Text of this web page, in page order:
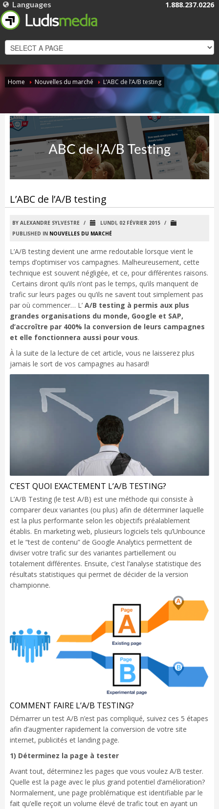
1.888.237.0226
Languages
FRANÇAIS
ENGLISH
Home Nouvelles du marché L’ABC de l’A/B testing
L’ABC de l’A/B testing
BY ALEXANDRE SYLVESTRE / LUNDI, 02 FÉVRIER 2015 /
PUBLISHED IN NOUVELLES DU MARCHÉ
L’A/B testing devient une arme redoutable lorsque vient le
temps d’optimiser vos campagnes. Malheureusement, cette
technique est souvent négligée, et ce, pour différentes raisons.
Certains diront qu’ils n’ont pas le temps, qu’ils manquent de
trafic sur leurs pages ou qu’ils ne savent tout simplement pas
par où commencer… L’ A/B testing à permis aux plus
grandes organisations du monde, Google et SAP,
d’accroître par 400% la conversion de leurs campagnes
et elle fonctionnera aussi pour vous.
À la suite de la lecture de cet article, vous ne laisserez plus
jamais le sort de vos campagnes au hasard!
C’EST QUOI EXACTEMENT L’A/B TESTING?
L’A/B Testing (le test A/B) est une méthode qui consiste à
comparer deux variantes (ou plus) afin de déterminer laquelle
est la plus performante selon les objectifs préalablement
établis. En marketing web, plusieurs logiciels tels qu’Unbounce
et le “test de contenu” de Google Analytics permettent de
diviser votre trafic sur des variantes partiellement ou
totalement différentes. Ensuite, c’est l’analyse statistique des
résultats statistiques qui permet de décider de la version
championne.
COMMENT FAIRE L’A/B TESTING?
Démarrer un test A/B n’est pas compliqué, suivez ces 5 étapes
afin d’augmenter rapidement la conversion de votre site
internet, publicités et landing page.
1) Déterminez la page à tester
Avant tout, déterminez les pages que vous voulez A/B tester.
Quelle est la page avec le plus grand potentiel d’amélioration?
Normalement, une page problématique est identifiable par le
fait qu’elle reçoit un volume élevé de trafic tout en ayant un